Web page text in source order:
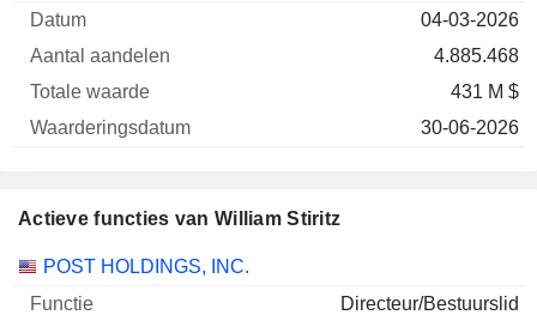
04-03-2026
4.885.468
431 M $
30-06-2026
Actieve functies van William Stiritz
Bedrijven Functie Begin
POST HOLDINGS, INC.
Directeur/Bestuurslid